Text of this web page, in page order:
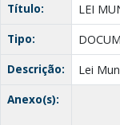
Título:
LEI
Tipo:
Descrição:
Lei
Anexo(s):